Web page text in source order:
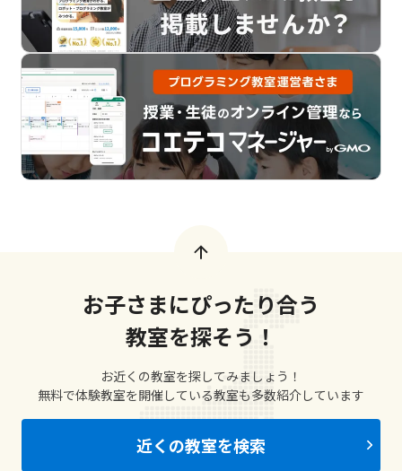
お子さまにぴったり合う
教室を探そう！
お近くの教室を探してみましょう！
無料で体験教室を開催している教室も多数紹介しています
近くの教室を検索